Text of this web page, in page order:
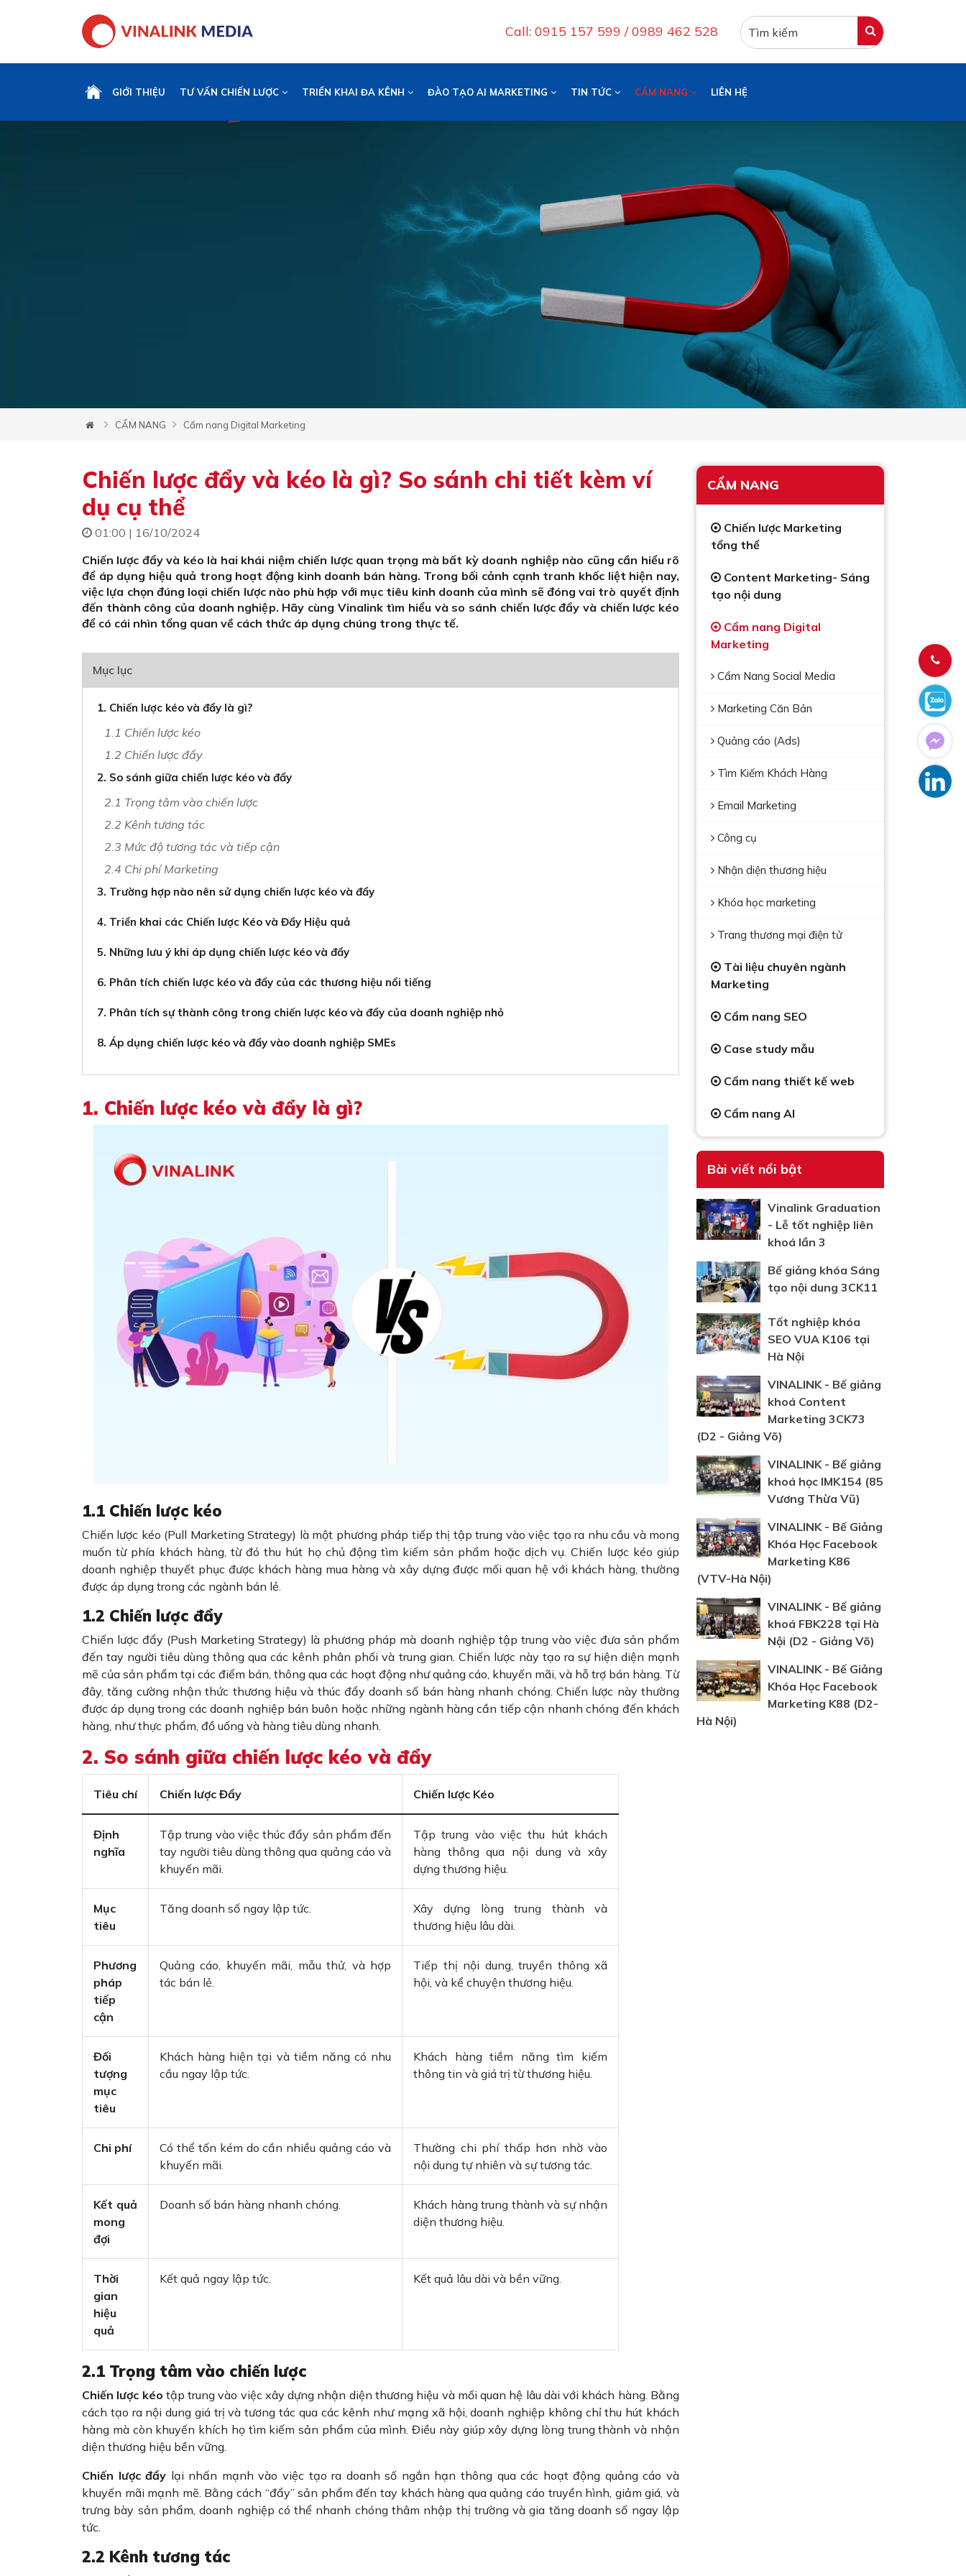
Call: 0915 157 599 / 0989 462 528
GIỚI THIỆU TƯ VẤN CHIẾN LƯỢC TRIỂN KHAI ĐA KÊNH ĐÀO TẠO AI MARKETING TIN TỨC CẨM NANG LIÊN HỆ
CẨM NANG Cẩm nang Digital Marketing
Chiến lược đẩy và kéo là gì? So sánh chi tiết kèm ví
dụ cụ thể
01:00 | 16/10/2024
Chiến lược đẩy và kéo là hai khái niệm chiến lược quan trọng mà bất kỳ doanh nghiệp nào cũng cần hiểu rõ
để áp dụng hiệu quả trong hoạt động kinh doanh bán hàng. Trong bối cảnh cạnh tranh khốc liệt hiện nay,
việc lựa chọn đúng loại chiến lược nào phù hợp với mục tiêu kinh doanh của mình sẽ đóng vai trò quyết định
đến thành công của doanh nghiệp. Hãy cùng Vinalink tìm hiểu và so sánh chiến lược đẩy và chiến lược kéo
để có cái nhìn tổng quan về cách thức áp dụng chúng trong thực tế.
Mục lục
1. Chiến lược kéo và đẩy là gì?
1.1 Chiến lược kéo
1.2 Chiến lược đẩy
2. So sánh giữa chiến lược kéo và đẩy
2.1 Trọng tâm vào chiến lược
2.2 Kênh tương tác
2.3 Mức độ tương tác và tiếp cận
2.4 Chi phí Marketing
3. Trường hợp nào nên sử dụng chiến lược kéo và đẩy
4. Triển khai các Chiến lược Kéo và Đẩy Hiệu quả
5. Những lưu ý khi áp dụng chiến lược kéo và đẩy
6. Phân tích chiến lược kéo và đẩy của các thương hiệu nổi tiếng
7. Phân tích sự thành công trong chiến lược kéo và đẩy của doanh nghiệp nhỏ
8. Áp dụng chiến lược kéo và đẩy vào doanh nghiệp SMEs
1. Chiến lược kéo và đẩy là gì?
1.1 Chiến lược kéo
Chiến lược kéo (Pull Marketing Strategy) là một phương pháp tiếp thị tập trung vào việc tạo ra nhu cầu và mong
muốn từ phía khách hàng, từ đó thu hút họ chủ động tìm kiếm sản phẩm hoặc dịch vụ. Chiến lược kéo giúp
doanh nghiệp thuyết phục được khách hàng mua hàng và xây dựng được mối quan hệ với khách hàng, thường
được áp dụng trong các ngành bán lẻ.
1.2 Chiến lược đẩy
Chiến lược đẩy (Push Marketing Strategy) là phương pháp mà doanh nghiệp tập trung vào việc đưa sản phẩm
đến tay người tiêu dùng thông qua các kênh phân phối và trung gian. Chiến lược này tạo ra sự hiện diện mạnh
mẽ của sản phẩm tại các điểm bán, thông qua các hoạt động như quảng cáo, khuyến mãi, và hỗ trợ bán hàng. Từ
đây, tăng cường nhận thức thương hiệu và thúc đẩy doanh số bán hàng nhanh chóng. Chiến lược này thường
được áp dụng trong các doanh nghiệp bán buôn hoặc những ngành hàng cần tiếp cận nhanh chóng đến khách
hàng, như thực phẩm, đồ uống và hàng tiêu dùng nhanh.
2. So sánh giữa chiến lược kéo và đẩy
Tiêu chí Chiến lược Đẩy Chiến lược Kéo
Định
nghĩa
Tập trung vào việc thúc đẩy sản phẩm đến
tay người tiêu dùng thông qua quảng cáo và
khuyến mãi.
Tập trung vào việc thu hút khách
hàng thông qua nội dung và xây
dựng thương hiệu.
Mục
tiêu
Tăng doanh số ngay lập tức.
Xây dựng lòng trung thành và
thương hiệu lâu dài.
Phương
pháp
tiếp
cận
Quảng cáo, khuyến mãi, mẫu thử, và hợp
tác bán lẻ.
Tiếp thị nội dung, truyền thông xã
hội, và kể chuyện thương hiệu.
Đối
tượng
mục
tiêu
Khách hàng hiện tại và tiềm năng có nhu
cầu ngay lập tức.
Khách hàng tiềm năng tìm kiếm
thông tin và giá trị từ thương hiệu.
Chi phí
Có thể tốn kém do cần nhiều quảng cáo và
khuyến mãi.
Thường chi phí thấp hơn nhờ vào
nội dung tự nhiên và sự tương tác.
Kết quả
mong
đợi
Doanh số bán hàng nhanh chóng.
Khách hàng trung thành và sự nhận
diện thương hiệu.
Thời
gian
hiệu
quả
Kết quả ngay lập tức. Kết quả lâu dài và bền vững.
2.1 Trọng tâm vào chiến lược
Chiến lược kéo tập trung vào việc xây dựng nhận diện thương hiệu và mối quan hệ lâu dài với khách hàng. Bằng
cách tạo ra nội dung giá trị và tương tác qua các kênh như mạng xã hội, doanh nghiệp không chỉ thu hút khách
hàng mà còn khuyến khích họ tìm kiếm sản phẩm của mình. Điều này giúp xây dựng lòng trung thành và nhận
diện thương hiệu bền vững.
Chiến lược đẩy lại nhấn mạnh vào việc tạo ra doanh số ngắn hạn thông qua các hoạt động quảng cáo và
khuyến mãi mạnh mẽ. Bằng cách “đẩy” sản phẩm đến tay khách hàng qua quảng cáo truyền hình, giảm giá, và
trưng bày sản phẩm, doanh nghiệp có thể nhanh chóng thâm nhập thị trường và gia tăng doanh số ngay lập
tức.
2.2 Kênh tương tác
CẨM NANG
Chiến lược Marketing
tổng thể
Content Marketing- Sáng
tạo nội dung
Cẩm nang Digital
Marketing
Cẩm Nang Social Media
Marketing Căn Bản
Quảng cáo (Ads)
Tìm Kiếm Khách Hàng
Email Marketing
Công cụ
Nhận diện thương hiệu
Khóa học marketing
Trang thương mại điện tử
Tài liệu chuyên ngành
Marketing
Cẩm nang SEO
Case study mẫu
Cẩm nang thiết kế web
Cẩm nang AI
Bài viết nổi bật
Vinalink Graduation
- Lễ tốt nghiệp liên
khoá lần 3
Bế giảng khóa Sáng
tạo nội dung 3CK11
Tốt nghiệp khóa
SEO VUA K106 tại
Hà Nội
VINALINK - Bế giảng
khoá Content
Marketing 3CK73
(D2 - Giảng Võ)
VINALINK - Bế giảng
khoá học IMK154 (85
Vương Thừa Vũ)
VINALINK - Bế Giảng
Khóa Học Facebook
Marketing K86
(VTV-Hà Nội)
VINALINK - Bế giảng
khoá FBK228 tại Hà
Nội (D2 - Giảng Võ)
VINALINK - Bế Giảng
Khóa Học Facebook
Marketing K88 (D2-
Hà Nội)